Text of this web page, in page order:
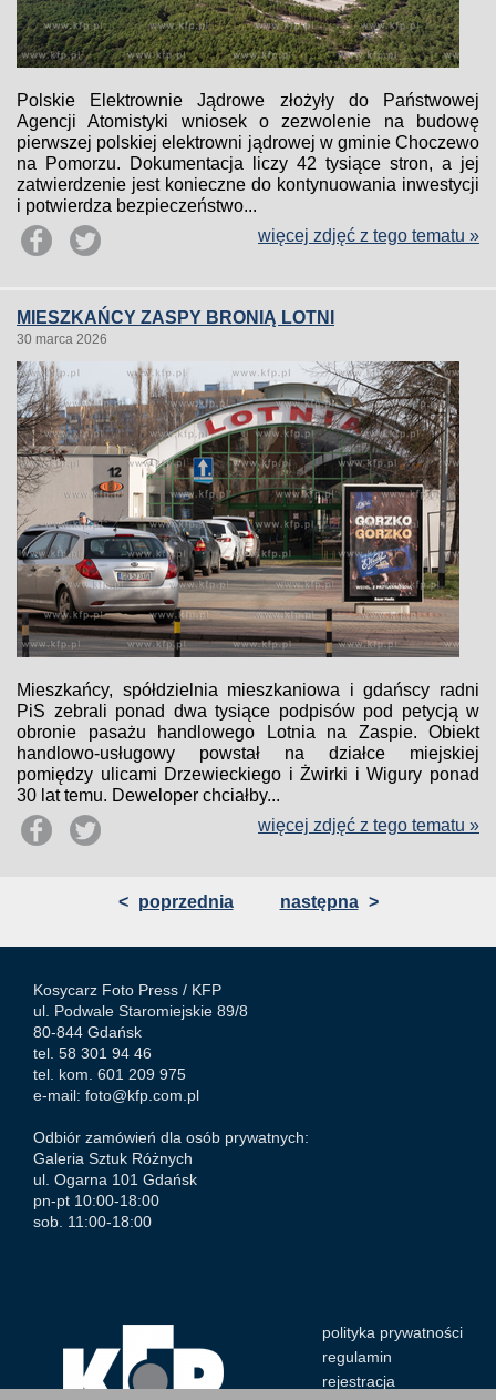
Polskie Elektrownie Jądrowe złożyły do Państwowej
Agencji Atomistyki wniosek o zezwolenie na budowę
pierwszej polskiej elektrowni jądrowej w gminie Choczewo
na Pomorzu. Dokumentacja liczy 42 tysiące stron, a jej
zatwierdzenie jest konieczne do kontynuowania inwestycji
i potwierdza bezpieczeństwo...
więcej zdjęć z tego tematu »
MIESZKAŃCY ZASPY BRONIĄ LOTNI
30 marca 2026
Mieszkańcy, spółdzielnia mieszkaniowa i gdańscy radni
PiS zebrali ponad dwa tysiące podpisów pod petycją w
obronie pasażu handlowego Lotnia na Zaspie. Obiekt
handlowo-usługowy powstał na działce miejskiej
pomiędzy ulicami Drzewieckiego i Żwirki i Wigury ponad
30 lat temu. Deweloper chciałby...
więcej zdjęć z tego tematu »
< poprzednia następna >
Kosycarz Foto Press / KFP
ul. Podwale Staromiejskie 89/8
80-844 Gdańsk
tel. 58 301 94 46
tel. kom. 601 209 975
e-mail: foto@kfp.com.pl
Odbiór zamówień dla osób prywatnych:
Galeria Sztuk Różnych
ul. Ogarna 101 Gdańsk
pn-pt 10:00-18:00
sob. 11:00-18:00
polityka prywatności
regulamin
rejestracja